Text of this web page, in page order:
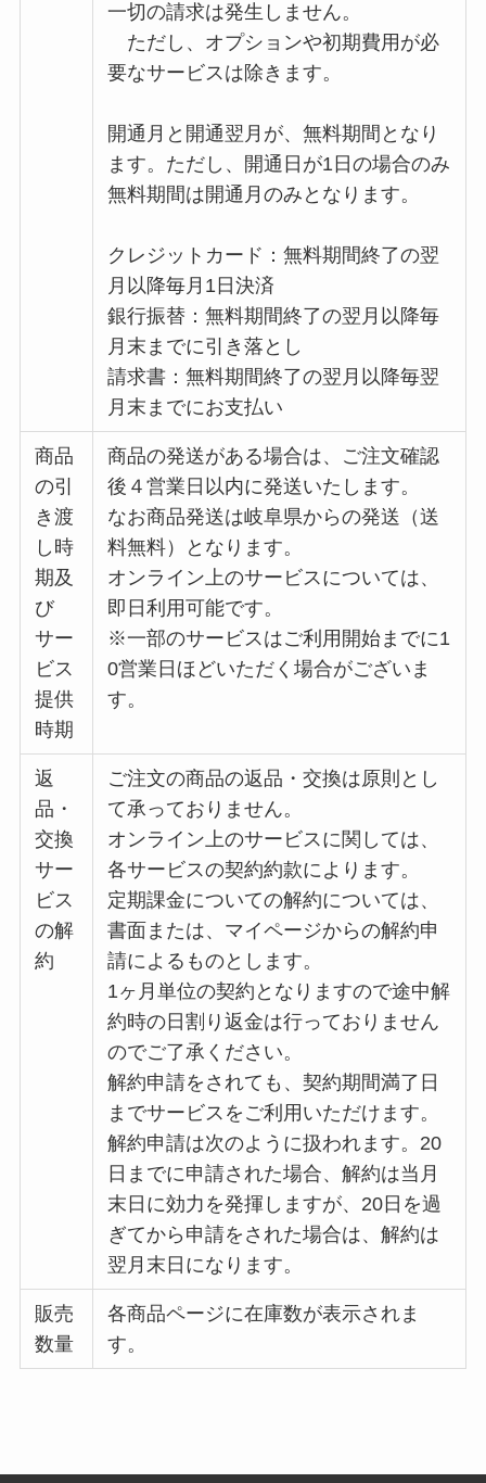
一切の請求は発生しません。
ただし、オプションや初期費用が必
要なサービスは除きます。
開通月と開通翌月が、無料期間となり
ます。ただし、開通日が1日の場合のみ
無料期間は開通月のみとなります。
クレジットカード：無料期間終了の翌
月以降毎月1日決済
銀行振替：無料期間終了の翌月以降毎
月末までに引き落とし
請求書：無料期間終了の翌月以降毎翌
月末までにお支払い
商品
の引
き渡
し時
期及
び
サー
ビス
提供
時期
商品の発送がある場合は、ご注文確認
後４営業日以内に発送いたします。
なお商品発送は岐阜県からの発送（送
料無料）となります。
オンライン上のサービスについては、
即日利用可能です。
※一部のサービスはご利用開始までに1
0営業日ほどいただく場合がございま
す。
返
品・
交換
サー
ビス
の解
約
ご注文の商品の返品・交換は原則とし
て承っておりません。
オンライン上のサービスに関しては、
各サービスの契約約款によります。
定期課金についての解約については、
書面または、マイページからの解約申
請によるものとします。
1ヶ月単位の契約となりますので途中解
約時の日割り返金は行っておりません
のでご了承ください。
解約申請をされても、契約期間満了日
までサービスをご利用いただけます。
解約申請は次のように扱われます。20
日までに申請された場合、解約は当月
末日に効力を発揮しますが、20日を過
ぎてから申請をされた場合は、解約は
翌月末日になります。
販売
数量
各商品ページに在庫数が表示されま
す。